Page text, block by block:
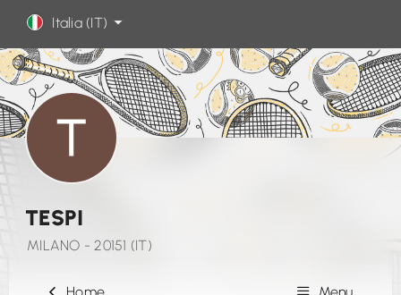
Italia (IT)
TESPI
MILANO - 20151 (IT)